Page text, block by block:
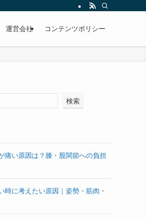
運営会社 コンテンツポリシー
検索
痛い原因は？膝・股関節への負担
時に考えたい原因｜姿勢・筋肉・